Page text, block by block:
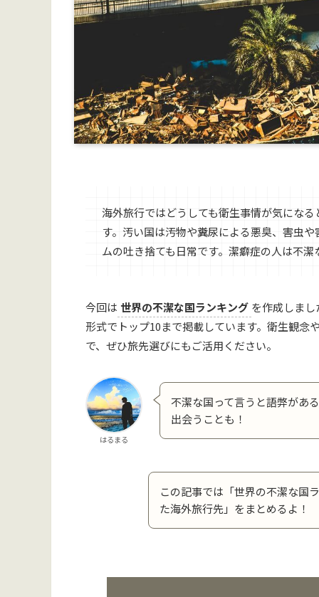
海外旅行ではどうしても衛生事情が気にな
す。汚い国は汚物や糞尿による悪臭、害虫
ムの吐き捨ても日常です。潔癖症の人は不
今回は 世界の不潔な国ランキング を作成しま
形式でトップ10まで掲載しています。衛生観念
で、ぜひ旅先選びにもご活用ください。
はるまる
不潔な国って言うと語弊があ
出会うことも！
この記事では「世界の不潔な国
た海外旅行先」をまとめるよ！